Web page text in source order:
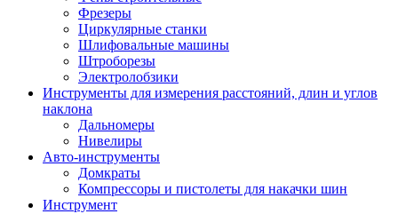
Фрезеры
Циркулярные станки
Шлифовальные машины
Штроборезы
Электролобзики
Инструменты для измерения расстояний, длин и углов
наклона
Дальномеры
Нивелиры
Авто-инструменты
Домкраты
Компрессоры и пистолеты для накачки шин
Инструмент